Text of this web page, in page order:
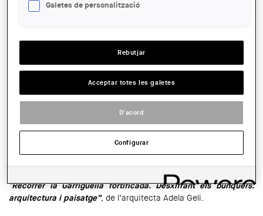
ACCIONS
Seu de la Delegació de l'Alt Empordà del COAC. Plaça de l'església, 6.
Figueres
HORARI:
19 hores
COMPARTIR
Delegació de l’Alt Empordà del COAC, la presentació del llibre
"Recórrer la Garriguella fortificada. Desxifrant els búnquers:
arquitectura i paisatge”, de l’arquitecta Adela Geli.
Galetes de personalització
Rebutjar
Acceptar totes les galetes
D'acord
Configurar